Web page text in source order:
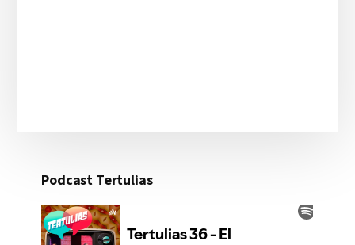
Podcast Tertulias